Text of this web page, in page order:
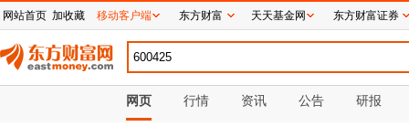
网页 行情 资讯 公告 研报
网站首页 加收藏 移动客户端 东方财富 天天基金网 东方财富证券